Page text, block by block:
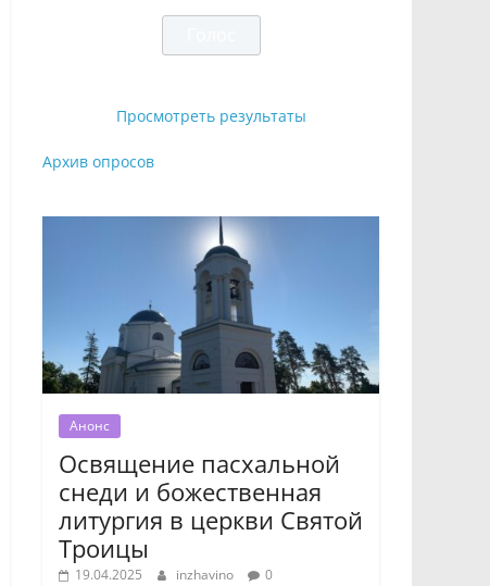
Просмотреть результаты
Архив опросов
Анонс
Освящение пасхальной
снеди и божественная
литургия в церкви Святой
Троицы
19.04.2025 inzhavino 0